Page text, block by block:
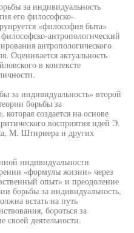
за индивидуальность
его философско-
«философия быта»
антропологический
антропологического
Оценивается актуальность
в контексте
за индивидуальность» второй
борьбы за
создается на основе
восприятия идей Э.
М. Штирнера и других
индивидуальности
«формулы жизни» через
опыт» и преодоление
борьбы за индивидуальность,
встать на путь
бороться за
своей деятельности.